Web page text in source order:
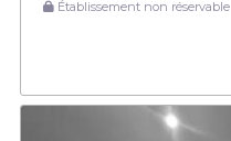
Établissement non réservable